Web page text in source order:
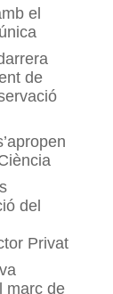
el
de
del
Privat
marc de